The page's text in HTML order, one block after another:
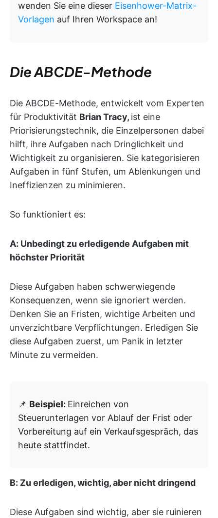
wenden Sie eine dieser Eisenhower-Matrix-
Vorlagen auf Ihren Workspace an!
Die ABCDE-Methode
Die ABCDE-Methode, entwickelt vom Experten
für Produktivität Brian Tracy, ist eine
Priorisierungstechnik, die Einzelpersonen dabei
hilft, ihre Aufgaben nach Dringlichkeit und
Wichtigkeit zu organisieren. Sie kategorisieren
Aufgaben in fünf Stufen, um Ablenkungen und
Ineffizienzen zu minimieren.
So funktioniert es:
A: Unbedingt zu erledigende Aufgaben mit
höchster Priorität
Diese Aufgaben haben schwerwiegende
Konsequenzen, wenn sie ignoriert werden.
Denken Sie an Fristen, wichtige Arbeiten und
unverzichtbare Verpflichtungen. Erledigen Sie
diese Aufgaben zuerst, um Panik in letzter
Minute zu vermeiden.
📌 Beispiel: Einreichen von
Steuerunterlagen vor Ablauf der Frist oder
Vorbereitung auf ein Verkaufsgespräch, das
heute stattfindet.
B: Zu erledigen, wichtig, aber nicht dringend
Diese Aufgaben sind wichtig, aber sie ruinieren